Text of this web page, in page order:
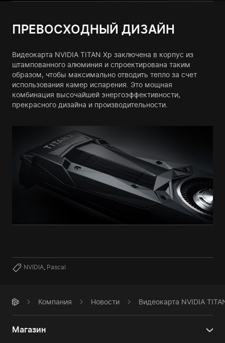
ПРЕВОСХОДНЫЙ ДИЗАЙН
Видеокарта NVIDIA TITAN Xp заключена в корпус из
штампованного алюминия и спроектирована таким
образом, чтобы максимально отводить тепло за счет
использования камер испарения. Это мощная
комбинация высочайшей энергоэффективности,
прекрасного дизайна и производительности.
NVIDIA, Pascal
Компания Новости Видеокарта NVIDIA
Магазин